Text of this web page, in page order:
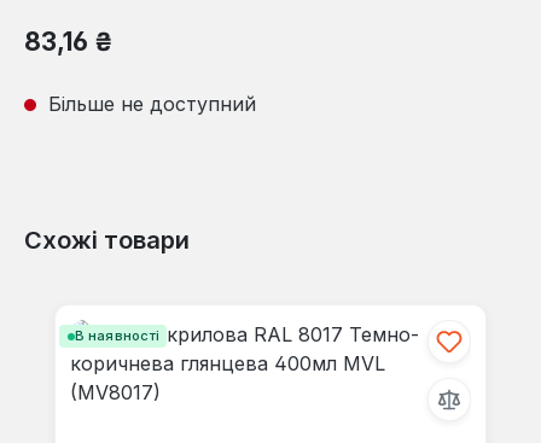
Звичайна ціна:
83,16 ₴
Більше не доступний
Схожі товари
В наявності